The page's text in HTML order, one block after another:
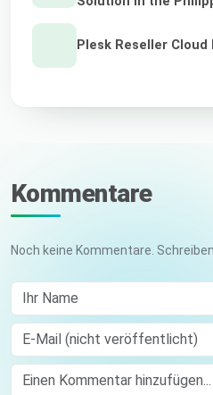
Plesk Reseller Cloud
Kommentare
Noch keine Kommentare.
Ihr Name
E-Mail (nicht veröffentlicht)
Comment